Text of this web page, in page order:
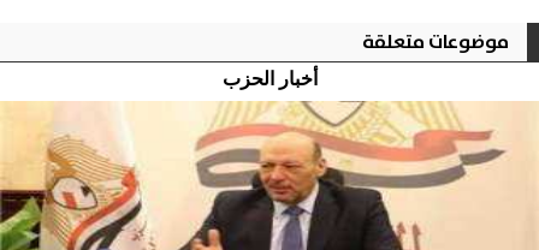
موضوعات متعلقة
أخبار الحزب